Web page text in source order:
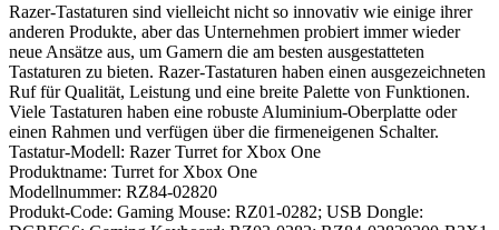
Razer-Tastaturen sind vielleicht nicht so innovativ wie einige ihrer
anderen Produkte, aber das Unternehmen probiert immer wieder
neue Ansätze aus, um Gamern die am besten ausgestatteten
Tastaturen zu bieten. Razer-Tastaturen haben einen ausgezeichneten
Ruf für Qualität, Leistung und eine breite Palette von Funktionen.
Viele Tastaturen haben eine robuste Aluminium-Oberplatte oder
einen Rahmen und verfügen über die firmeneigenen Schalter.
Tastatur-Modell: Razer Turret for Xbox One
Produktname: Turret for Xbox One
Modellnummer: RZ84-02820
Produkt-Code: Gaming Mouse: RZ01-0282; USB Dongle: